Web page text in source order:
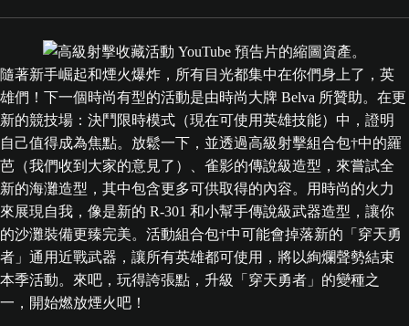
隨著新手崛起和煙火爆炸，所有目光都集中在你們身上了，英
雄們！下一個時尚有型的活動是由時尚大牌 Belva 所贊助。在更
新的競技場：決鬥限時模式（現在可使用英雄技能）中，證明
自己值得成為焦點。放鬆一下，並透過高級射擊組合包†中的羅
芭（我們收到大家的意見了）、雀影的傳說級造型，來嘗試全
新的海灘造型，其中包含更多可供取得的內容。用時尚的火力
來展現自我，像是新的 R-301 和小幫手傳說級武器造型，讓你
的沙灘裝備更臻完美。活動組合包†中可能會掉落新的「穿天勇
者」通用近戰武器，讓所有英雄都可使用，將以絢爛聲勢結束
本季活動。來吧，玩得誇張點，升級「穿天勇者」的變種之
一，開始燃放煙火吧！